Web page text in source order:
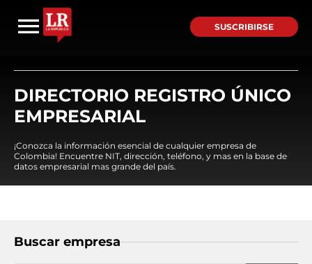
SUSCRIBIRSE
DIRECTORIO REGISTRO ÚNICO
EMPRESARIAL
¡Conozca la información esencial de cualquier empresa de
Colombia! Encuentre NIT, dirección, teléfono, y mas en la base de
datos empresarial mas grande del país.
Buscar empresa